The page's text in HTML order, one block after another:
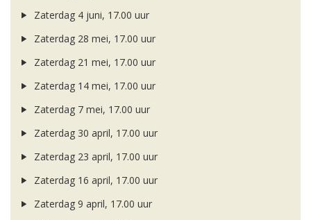
Zaterdag 4 juni, 17.00 uur
Zaterdag 28 mei, 17.00 uur
Zaterdag 21 mei, 17.00 uur
Zaterdag 14 mei, 17.00 uur
Zaterdag 7 mei, 17.00 uur
Zaterdag 30 april, 17.00 uur
Zaterdag 23 april, 17.00 uur
Zaterdag 16 april, 17.00 uur
Zaterdag 9 april, 17.00 uur